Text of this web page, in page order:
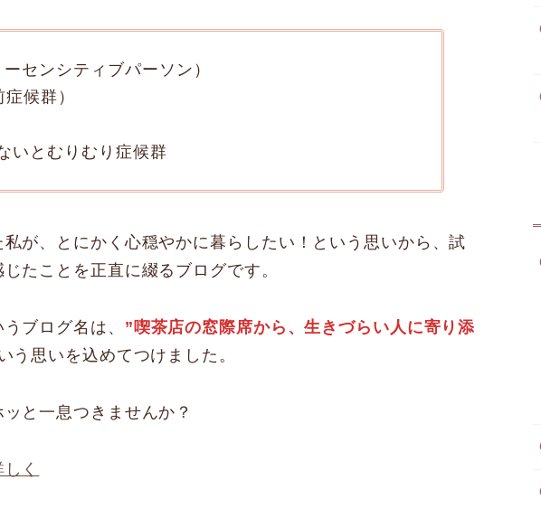
センシティブパーソン）
候群）
いとむりむり症候群
が、とにかく心穏やかに暮らしたい！という思いから、試
たことを正直に綴るブログです。
うブログ名は、 ”喫茶店の窓際席から、生きづらい人に寄り添
う思いを込めてつけました。
と一息つきませんか？
く